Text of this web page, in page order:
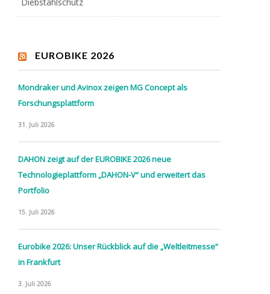
Diebstahlschutz
EUROBIKE 2026
Mondraker und Avinox zeigen MG Concept als
Forschungsplattform
31. Juli 2026
DAHON zeigt auf der EUROBIKE 2026 neue
Technologieplattform „DAHON-V“ und erweitert das
Portfolio
15. Juli 2026
Eurobike 2026: Unser Rückblick auf die „Weltleitmesse“
in Frankfurt
3. Juli 2026